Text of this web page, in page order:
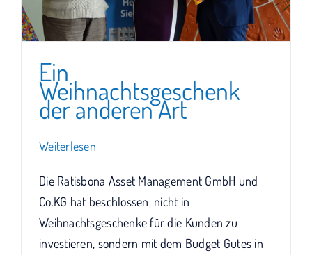
Ein
Weihnachtsgeschenk
der anderen Art
Weiterlesen
Die Ratisbona Asset Management GmbH und
Co.KG hat beschlossen, nicht in
Weihnachtsgeschenke für die Kunden zu
investieren, sondern mit dem Budget Gutes in